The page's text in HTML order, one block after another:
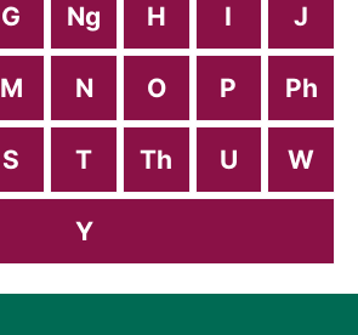
G Ng H I J
M N O P Ph
S T Th U W
Y